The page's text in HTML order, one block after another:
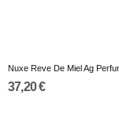
Nuxe Reve De Miel Ag
37,20 €